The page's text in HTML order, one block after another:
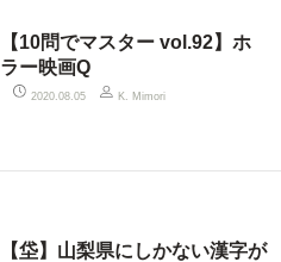
【10問でマスター vol.92】ホ
ラー映画Q
2020.08.05 K. Mimori
【垈】山梨県にしかない漢字が